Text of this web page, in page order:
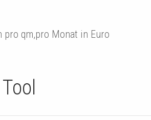
qm,pro Monat in Euro